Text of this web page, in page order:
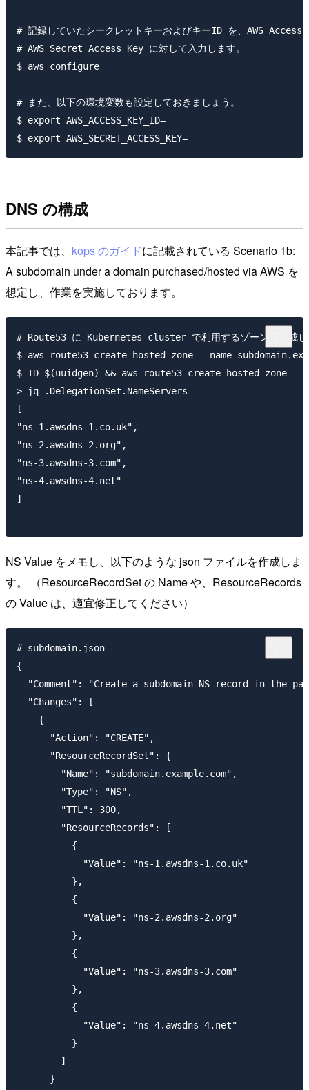
# 記録していたシークレットキーおよびキーID を、AWS
# AWS Secret Access Key に対して入力します。
$ aws configure
# また、以下の環境変数も設定しておきましょう。
$ export AWS_ACCESS_KEY_ID=
DNS の構成
本記事では、 kops のガイドに記載されている Scenario 1b:
A subdomain under a domain purchased/hosted via AWS を
想定し、作業を実施しております。
# Route53 に Kubernetes cluster で利用するゾーンを作成し
$ aws route53 create-hosted-zone --name
$ ID=$(uuidgen) && aws route53 create-hosted-zone
> jq .DelegationSet.NameServers
[
"ns-1.awsdns-1.co.uk",
"ns-2.awsdns-2.org",
"ns-3.awsdns-3.com",
"ns-4.awsdns-4.net"
]
NS Value をメモし、以下のような json ファイルを作成しま
す。 （ResourceRecordSet の Name や、ResourceRecords
の Value は、適宜修正してください）
# subdomain.json
{
"Comment": "Create a subdomain NS record in the
  "Changes": [
    {
      "Action": "CREATE",
      "ResourceRecordSet": {
        "Name": "subdomain.example.com",
        "Type": "NS",
        "TTL": 300,
        "ResourceRecords": [
          {
            "Value": "ns-1.awsdns-1.co.uk"
          },
          {
            "Value": "ns-2.awsdns-2.org"
          },
          {
            "Value": "ns-3.awsdns-3.com"
          },
          {
            "Value": "ns-4.awsdns-4.net"
          }
        ]
      }